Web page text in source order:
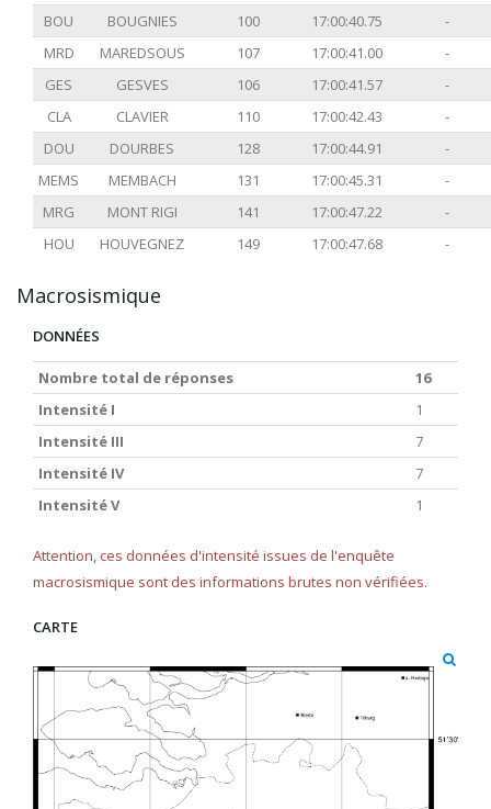
BOU
BOUGNIES 100 17:00:40.75
-
MRD
MAREDSOUS 107 17:00:41.00
-
GES
GESVES 106 17:00:41.57
-
CLA
CLAVIER 110 17:00:42.43
-
DOU
DOURBES 128 17:00:44.91
-
MEMS
MEMBACH 131 17:00:45.31
-
MRG
MONT RIGI 141 17:00:47.22
-
HOU
HOUVEGNEZ 149 17:00:47.68 -
Macrosismique
DONNÉES
Nombre total de réponses
16
Intensité I
1
Intensité III
7
Intensité IV
7
Intensité V
1
Attention, ces données d'intensité issues de l'enquête
macrosismique sont des informations brutes non vérifiées.
CARTE